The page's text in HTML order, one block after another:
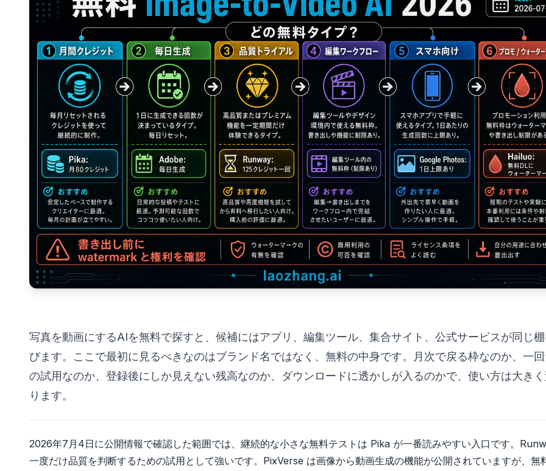
写真を動画にするAIを無料で探すと、候補にはアプリ、編集ツール、集合サイト、公式サービスが同じ
びます。ここで最初に見るべきなのはブランド名ではなく、無料の中身です。月次で戻る枠なのか、一
の試用なのか、登録後にしか見えない残高なのか、ダウンロードに透かしが入るのかで、使い方は大き
ります。
2026年7月4日に公開情報で確認した範囲では、継続的な小さな無料テストは Pika が一番読みやすい入口です。
一度だけ品質を判断するための試用として強いです。PixVerse は画像から動画生成の機能が公開されていますが、無